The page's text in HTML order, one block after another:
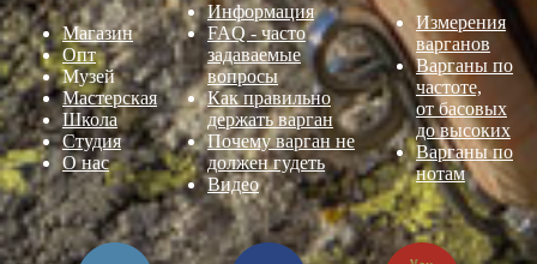
Магазин
Опт
Музей
Мастерская
Школа
Студия
О нас
Информация
FAQ - часто
задаваемые
вопросы
Как правильно
держать варган
Почему варган не
должен гудеть
Видео
Измерения
варганов
Варганы по
частоте,
от басовых
до высоких
Варганы по
нотам